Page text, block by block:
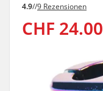
4.9//9 Rezensionen
CHF 24.00